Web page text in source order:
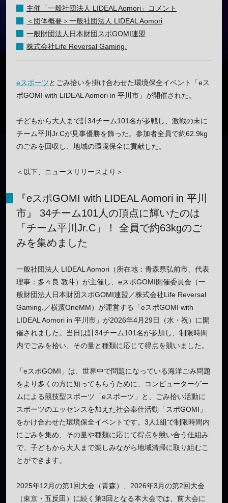
主催「一般社団法人 LIDEAL Aomori」コメント
＜団体概要＞一般社団法人 LIDEAL Aomori
一般財団法人日本財団スポGOMI連盟
株式会社Life Reversal Gaming.
eスポーツとごみ拾いを掛け合わせた環境保全イベント「eス
ポGOMI with LIDEAL Aomori in 平川市」が開催された。
子どもから大人まで計34チーム101名が参戦し、激戦の末に
チーム平川Jr.Cが見事優勝を飾った。参加者全員で約62.9kg
のごみを回収し、地域の環境保全に貢献した。
＜以下、ニュースリリースより＞
『eスポGOMI with LIDEAL Aomori in 平川
市』 34チーム101人の頂点に輝いたのは
「チーム平川Jr.C」！ 全員で約63kgのご
みを集めました
一般社団法人 LIDEAL Aomori（所在地：青森県弘前市、代表
理事：多々良 敦斗）が主催し、eスポGOMI開催委員会（一
般財団法人日本財団スポGOMI連盟／株式会社Life Reversal
Gaming.／横濱OneMM）が運営する「eスポGOMI with
LIDEAL Aomori in 平川市」が2026年4月29日（水・祝）に開
催されました。当日は計34チーム101名が参加し、制限時間
内でごみを拾い、その量と種類に応じて得点を競いました。
「eスポGOMI」は、世界中で問題になっている海洋ごみ問題
をより多くの方に知ってもらうために、コンピューターゲー
ムによる競技型スポーツ「eスポーツ」と、ごみ拾い活動に
スポーツのエッセンスを加えた社会奉仕活動「スポGOMI」
をかけ合わせた環境保全イベントです。3人1組で制限時間内
にごみを集め、その量や種類に応じて得点を競い合う仕組み
で、子どもから大人まで楽しみながら地域清掃に取り組むこ
とができます。
2025年12月の第1回大会（青森）、2026年3月の第2回大会
（東京・五反田）に続く第3回となる本大会では、前大会に